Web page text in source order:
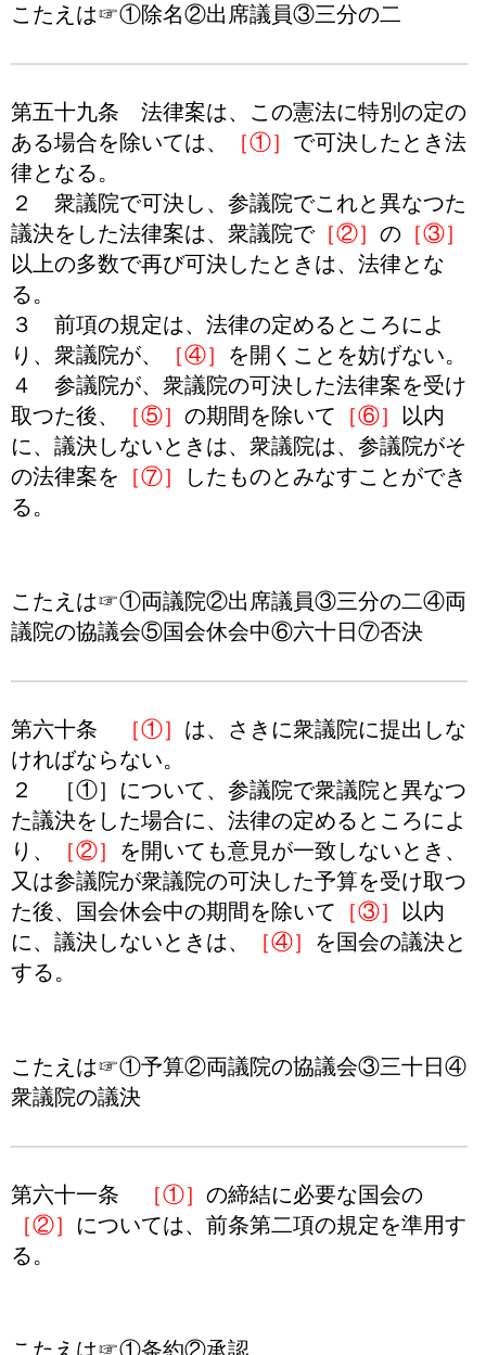
こたえは☞①除名②出席議員③三分の二
第五十九条 法律案は、この憲法に特別の定の
ある場合を除いては、
［①］ で可決したとき法
律となる。
２ 衆議院で可決し、参議院でこれと異なつた
議決をした法律案は、衆議院で［②］ の ［③］
以上の多数で再び可決したときは、法律とな
る。
３ 前項の規定は、法律の定めるところによ
り、衆議院が、
［④］ を開くことを妨げない。
４ 参議院が、衆議院の可決した法律案を受け
取つた後、
［⑤］ の期間を除いて ［⑥］
以内
に、議決しないときは、衆議院は、参議院がそ
の法律案を ［⑦］
したものとみなすことができ
る。
こたえは☞①両議院②出席議員③三分の二④両
議院の協議会⑤国会休会中⑥六十日⑦否決
第六十条 ［①］ は、さきに衆議院に提出しな
ければならない。
２ ［①］について、参議院で衆議院と異なつ
た議決をした場合に、法律の定めるところによ
り、
［②］ を開いても意見が一致しないとき、
又は参議院が衆議院の可決した予算を受け取つ
た後、国会休会中の期間を除いて ［③］
以内
に、議決しないときは、
［④］ を国会の議決と
する。
こたえは☞①予算②両議院の協議会③三十日④
衆議院の議決
第六十一条 ［①］ の締結に必要な国会の
［②］ については、前条第二項の規定を準用す
る。
こたえは☞①条約②承認